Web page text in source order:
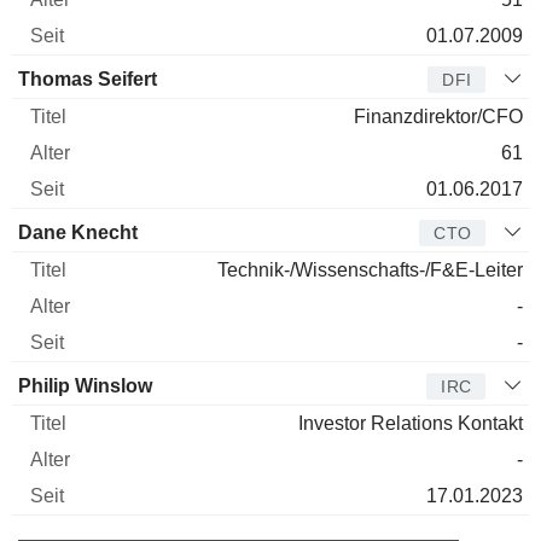
01.07.2009
Thomas Seifert DFI
Finanzdirektor/CFO
61
01.06.2017
Dane Knecht CTO
Technik-/Wissenschafts-/F&E-Leiter
-
-
Philip Winslow IRC
Investor Relations Kontakt
-
17.01.2023